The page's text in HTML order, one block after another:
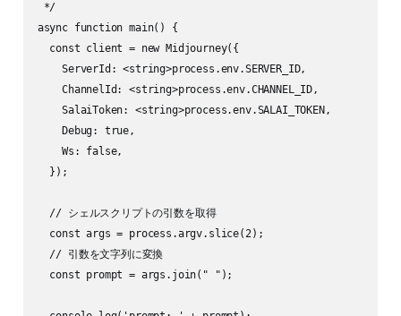
*/
async function main() {
  const client = new Midjourney({
    ServerId: <string>process.env.SERVER_ID,
    ChannelId: <string>process.env.CHANNEL_ID,
    SalaiToken: <string>process.env.SALAI_TOKEN,
    Debug: true,
    Ws: false,
  });
  // シェルスクリプトの引数を取得
  const args = process.argv.slice(2);
  // 引数を文字列に変換
  const prompt = args.join(" ");